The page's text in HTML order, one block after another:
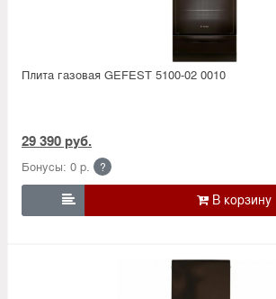
Плита газовая GEFEST 5100-02 0010
29 390 руб.
Бонусы: 0 р. ?
